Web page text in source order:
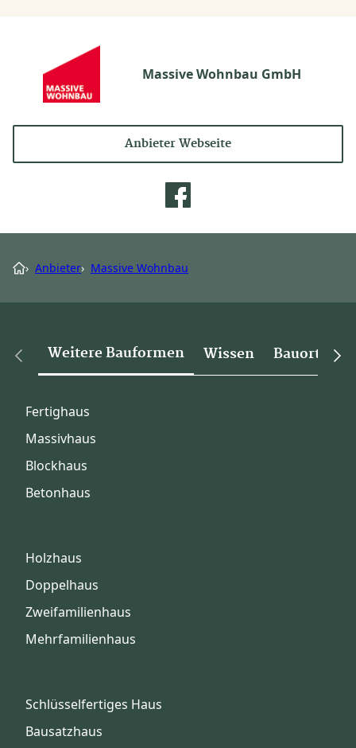
Massive Wohnbau GmbH
Anbieter Webseite
› Anbieter› Massive Wohnbau
Weitere Bauformen Wissen Bauorte
Fertighaus
Massivhaus
Blockhaus
Betonhaus
Holzhaus
Doppelhaus
Zweifamilienhaus
Mehrfamilienhaus
Schlüsselfertiges Haus
Bausatzhaus